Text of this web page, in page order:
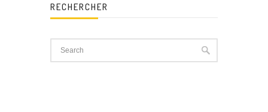
RECHERCHER